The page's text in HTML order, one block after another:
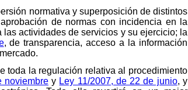
normativa y superposición de distintos
de normas con incidencia en la
las actividades de servicios y su ejercicio; la
, de transparencia, acceso a la información
toda la regulación relativa al procedimiento
noviembrey Ley 11/2007, de 22 de junio, y